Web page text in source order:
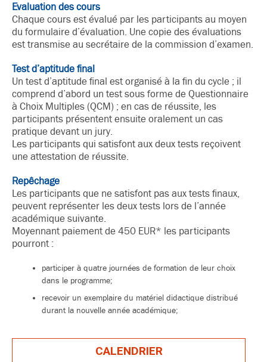
Evaluation des cours
Chaque cours est évalué par les participants au moyen
du formulaire d’évaluation. Une copie des évaluations
est transmise au secrétaire de la commission d’examen.
Test d’aptitude final
Un test d’aptitude final est organisé à la fin du cycle ; il
comprend d’abord un test sous forme de Questionnaire
à Choix Multiples (QCM) ; en cas de réussite, les
participants présentent ensuite oralement un cas
pratique devant un jury.
Les participants qui satisfont aux deux tests reçoivent
une attestation de réussite.
Repêchage
Les participants que ne satisfont pas aux tests finaux,
peuvent représenter les deux tests lors de l’année
académique suivante.
Moyennant paiement de 450 EUR* les participants
pourront :
participer à quatre journées de formation de leur choix
dans le programme;
recevoir un exemplaire du matériel didactique distribué
durant la nouvelle année académique;
CALENDRIER